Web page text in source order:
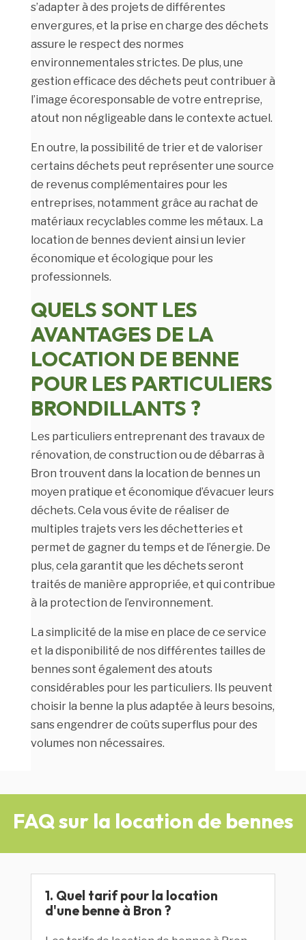
s’adapter à des projets de différentes
envergures, et la prise en charge des déchets
assure le respect des normes
environnementales strictes. De plus, une
gestion efficace des déchets peut contribuer à
l’image écoresponsable de votre entreprise,
atout non négligeable dans le contexte actuel.
En outre, la possibilité de trier et de valoriser
certains déchets peut représenter une source
de revenus complémentaires pour les
entreprises, notamment grâce au rachat de
matériaux recyclables comme les métaux. La
location de bennes devient ainsi un levier
économique et écologique pour les
professionnels.
QUELS SONT LES
AVANTAGES DE LA
LOCATION DE BENNE
POUR LES PARTICULIERS
BRONDILLANTS?
Les particuliers entreprenant des travaux de
rénovation, de construction ou de débarras à
Bron trouvent dans la location de bennes un
moyen pratique et économique d’évacuer leurs
déchets. Cela vous évite de réaliser de
multiples trajets vers les déchetteries et
permet de gagner du temps et de l’énergie. De
plus, cela garantit que les déchets seront
traités de manière appropriée, et qui contribue
à la protection de l’environnement.
La simplicité de la mise en place de ce service
et la disponibilité de nos différentes tailles de
bennes sont également des atouts
considérables pour les particuliers. Ils peuvent
choisir la benne la plus adaptée à leurs besoins,
sans engendrer de coûts superflus pour des
volumes non nécessaires.
FAQ sur la location de bennes
1. Quel tarif pour la location
d'une benne à Bron ?